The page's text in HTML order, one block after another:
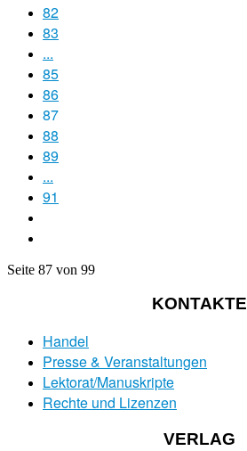
82
83
...
85
86
87
88
89
...
91
Seite 87 von 99
KONTAKTE
Handel
Presse & Veranstaltungen
Lektorat/Manuskripte
Rechte und Lizenzen
VERLAG